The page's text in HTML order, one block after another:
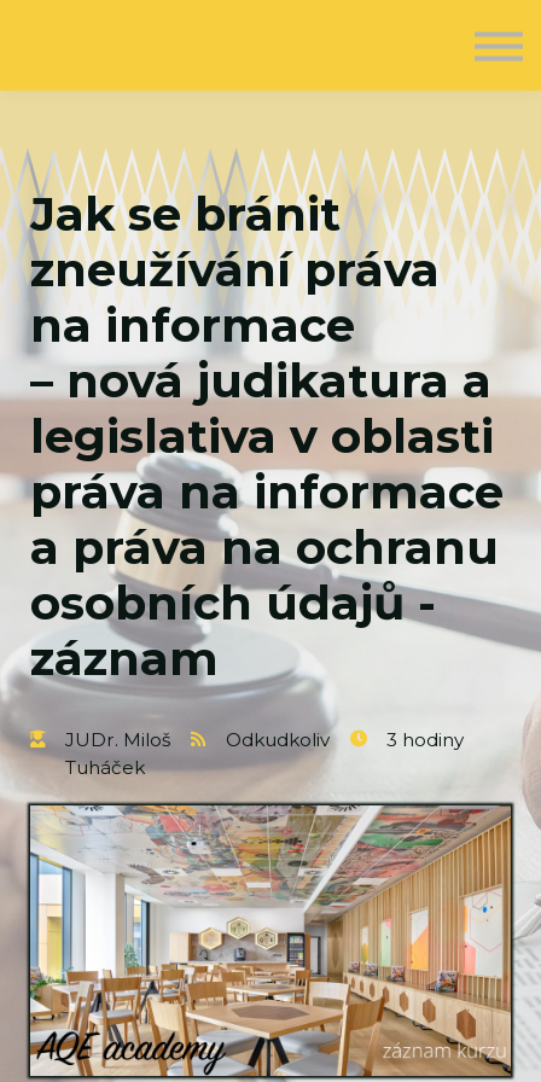
Přihlásit se
Jak se bránit
zneužívání práva
na informace
– nová judikatura a
legislativa v oblasti
práva na informace
a práva na ochranu
osobních údajů -
záznam
JUDr. Miloš
Tuháček
Odkudkoliv 3 hodiny